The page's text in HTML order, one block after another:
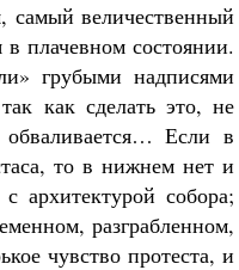
самый величественный
плачевном состоянии.
грубыми надписями
как сделать это, не
Если в
то в нижнем нет и
архитектурой собора;
разграбленном,
чувство протеста, и